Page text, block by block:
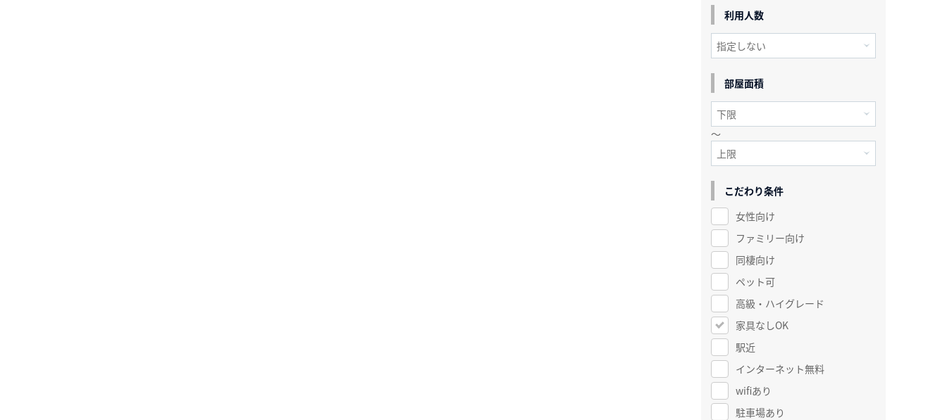
利用人数
部屋面積
～
こだわり条件
女性向け
ファミリー向け
同棲向け
ペット可
高級・ハイグレード
家具なしOK
駅近
インターネット無料
wifiあり
駐車場あり